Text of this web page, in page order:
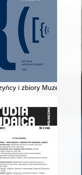
i Ochrony
i zbiory Muzeum